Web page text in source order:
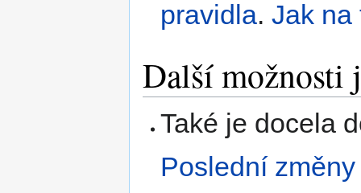
pravidla.Jak na
Další možnosti
Také je docela
Poslední změny